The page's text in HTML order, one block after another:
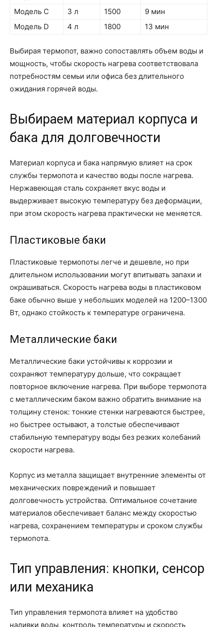
Модель C
3 л 1500
9 мин
Модель D
4 л 1800 13 мин
Выбирая термопот, важно сопоставлять объем воды и
мощность, чтобы скорость нагрева соответствовала
потребностям семьи или офиса без длительного
ожидания горячей воды.
Выбираем материал корпуса и
бака для долговечности
Материал корпуса и бака напрямую влияет на срок
службы термопота и качество воды после нагрева.
Нержавеющая сталь сохраняет вкус воды и
выдерживает высокую температуру без деформации,
при этом скорость нагрева практически не меняется.
Пластиковые баки
Пластиковые термопоты легче и дешевле, но при
длительном использовании могут впитывать запахи и
окрашиваться. Скорость нагрева воды в пластиковом
баке обычно выше у небольших моделей на 1200–1300
Вт, однако стойкость к температуре ограничена.
Металлические баки
Металлические баки устойчивы к коррозии и
сохраняют температуру дольше, что сокращает
повторное включение нагрева. При выборе термопота
с металлическим баком важно обратить внимание на
толщину стенок: тонкие стенки нагреваются быстрее,
но быстрее остывают, а толстые обеспечивают
стабильную температуру воды без резких колебаний
скорости нагрева.
Корпус из металла защищает внутренние элементы от
механических повреждений и повышает
долговечность устройства. Оптимальное сочетание
материалов обеспечивает баланс между скоростью
нагрева, сохранением температуры и сроком службы
термопота.
Тип управления: кнопки, сенсор
или механика
Тип управления термопота влияет на удобство
наливки воды, контроль температуры и скорость